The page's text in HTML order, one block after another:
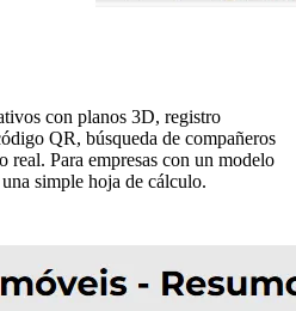
con planos 3D, registro
QR, búsqueda de compañeros
real. Para empresas con un modelo
simple hoja de cálculo.